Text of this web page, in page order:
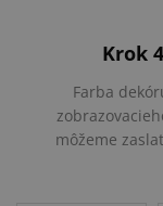
Krok
Farba
môžeme